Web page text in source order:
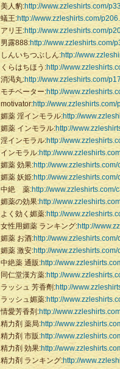
美人豹:http://www.zzleshirts.com/
蟻王:http://www.zzleshirts.com/
アリ王:http://www.zzleshirts.com/
男露888:http://www.zzleshirts.com/
しんいちつぶしん:http://
くらはちほう:http://
消渇丸:http://www.zzleshirts.com/
モチベーター:http://
motivator:http://www.zzleshirts.com/
媚薬 淫インモラル:http://
媚薬 インモラル:http://
淫インモラル:http://
インモラル:http://
媚薬 効果:http://www.zzleshirts.com/
媚薬 妖姫:http://www.zzleshirts.com/
中絶 薬:http://www.zzleshirts.com/
媚薬の効果:http://
よく効く媚薬:http://
女性用媚薬 ランキング:http://
媚薬 お酒:http://www.zzleshirts.com/
媚薬 激安:http://www.zzleshirts.com/
中絶薬 通販:http://
同仁堂漢方薬:http://
ラッシュ 芳香劑:http://
ラッシュ媚薬:http://
情愛芳香剤:http://
精力剤 薬局:http://
精力剤 市販:http://
精力剤 効果:http://
精力剤 ランキング:http://